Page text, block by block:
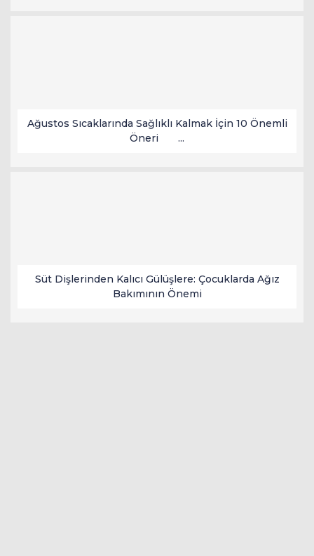
Ağustos Sıcaklarında Sağlıklı Kalmak İçin 10 Önemli
Öneri ...
Süt Dişlerinden Kalıcı Gülüşlere: Çocuklarda Ağız
Bakımının Önemi